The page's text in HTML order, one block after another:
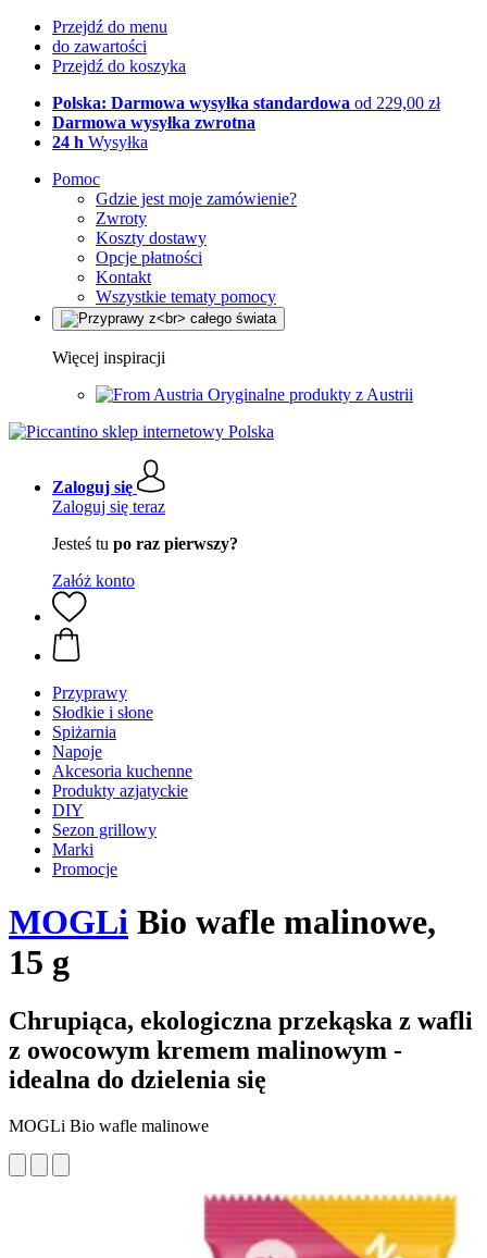
Przejdź do menu
do zawartości
Przejdź do koszyka
Polska: Darmowa wysyłka standardowa od 229,00 zł
Darmowa wysyłka zwrotna
24 h Wysyłka
Pomoc
Gdzie jest moje zamówienie?
Zwroty
Koszty dostawy
Opcje płatności
Kontakt
Wszystkie tematy pomocy
Więcej inspiracji
Oryginalne produkty z Austrii
Zaloguj się
Zaloguj się teraz
Jesteś tu po raz pierwszy?
Załóż konto
Przyprawy
Słodkie i słone
Spiżarnia
Napoje
Akcesoria kuchenne
Produkty azjatyckie
DIY
Sezon grillowy
Marki
Promocje
MOGLi Bio wafle malinowe,
15 g
Chrupiąca, ekologiczna przekąska z wafli
z owocowym kremem malinowym -
idealna do dzielenia się
MOGLi Bio wafle malinowe